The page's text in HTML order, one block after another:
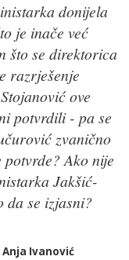
donijela
je inače već
što se direktorica
razrješenje
ove
potvrdili - pa se
zvanično
potvrde? Ako nije
Jakšić-
da se izjasni?
Anja Ivanović